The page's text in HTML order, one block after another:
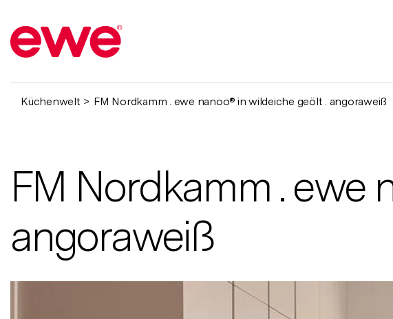
Küchenwelt FM Nordkamm . ewe nanoo® in wildeiche geölt . angoraweiß
FM Nordkamm . ewe
angoraweiß